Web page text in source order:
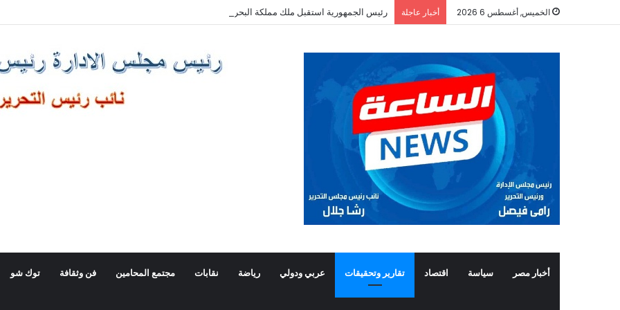
الخميس, أغسطس 6 2026 أخبار عاجلة رئيس الجمهورية استقبل ملك مملكة البحرين الشقيقة
أخبار مصر سياسة اقتصاد تقارير وتحقيقات عربي ودولي رياضة نقابات مجتمع المحامين فن وثقافة توك شو